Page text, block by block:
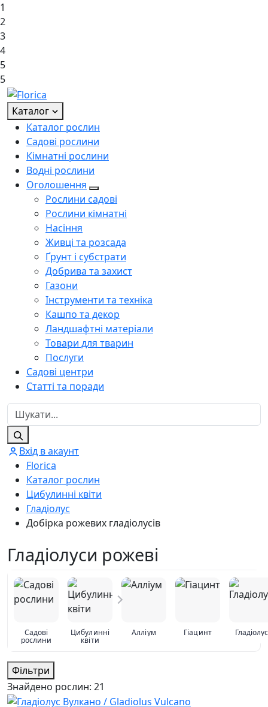
1
2
3
4
5
5
Каталог
Каталог рослин
Садові рослини
Кімнатні рослини
Водні рослини
Оголошення
Рослини садові
Рослини кімнатні
Насіння
Живці та розсада
Ґрунт і субстрати
Добрива та захист
Газони
Інструменти та техніка
Кашпо та декор
Ландшафтні матеріали
Товари для тварин
Послуги
Садові центри
Статті та поради
Вхід в акаунт
Florica
Каталог рослин
Цибулинні квіти
Гладіолус
Добірка рожевих гладіолусів
Гладіолуси рожеві
Садові
рослини
Цибулинні
квіти
Алліум Гіацинт Гладіолус
Фільтри
Знайдено рослин: 21